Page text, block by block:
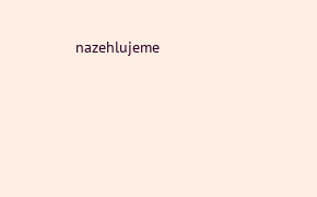
nazehlujeme